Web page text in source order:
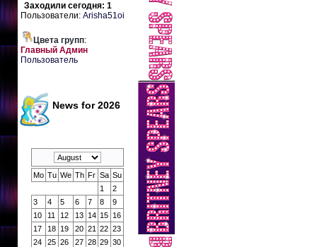
Заходили сегодня: 1
Пользователи:Arisha51oi
Цвета групп:
Главный Админ
Пользователь
News for 2026
Mo Tu We Th Fr Sa Su
1
2
3
4 5 6 7 8
9
10
11 12 13 14 15 16
17
18 19 20 21 22 23
24
25 26 27 28 29 30